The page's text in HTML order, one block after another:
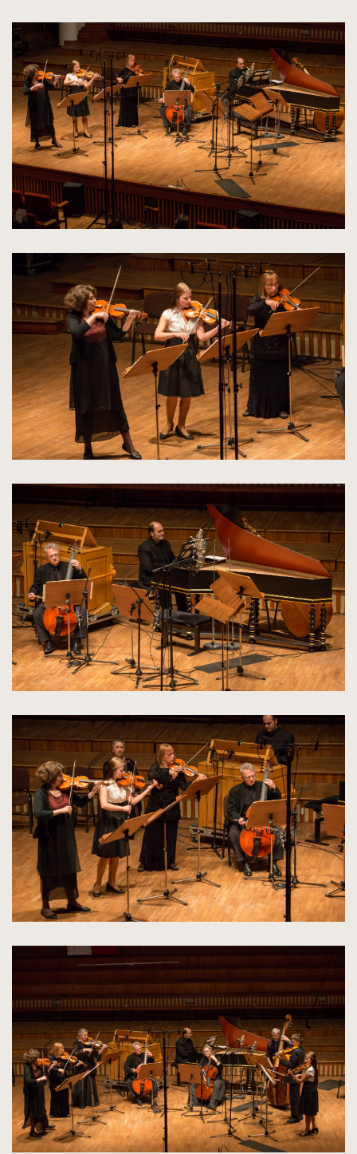
spowoduje
powiększenie
zdjęcia
do
rozmiarów
oryginalnych
spowoduje
powiększenie
rozmiarów
oryginalnych
spowoduje
powiększenie
zdjęcia
do
rozmiarów
oryginalnych
spowoduje
powiększenie
zdjęcia
rozmiarów
oryginalnych
spowoduje
powiększenie
zdjęcia
do
rozmiarów
oryginalnych